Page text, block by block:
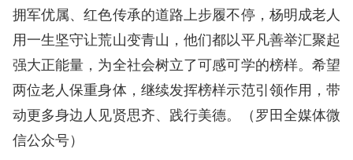
拥军优属、红色传承的道路上步履不停，杨明成老人
用一生坚守让荒山变青山，他们都以平凡善举汇聚起
强大正能量，为全社会树立了可感可学的榜样。希望
两位老人保重身体，继续发挥榜样示范引领作用，带
动更多身边人见贤思齐、践行美德。（罗田全媒体微
信公众号）